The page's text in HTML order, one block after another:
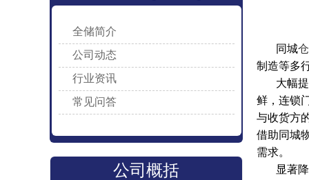
全储简介
公司动态
行业资讯
常见问答
公司概括
同城
制造等多
大幅
鲜，连锁
与收货方
借助同城
需求。
显著